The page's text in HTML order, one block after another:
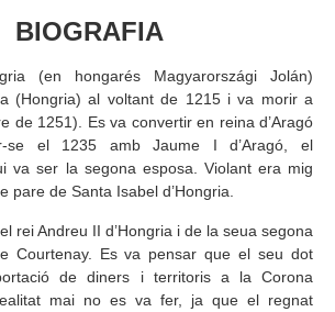
BIOGRAFIA
(en hongarés Magyarországi Jolán)
(Hongria) al voltant de 1215 i va morir a
de 1251). Es va convertir en reina d’Aragó
se el 1235 amb Jaume I d’Aragó, el
va ser la segona esposa. Violant era mig
pare de Santa Isabel d’Hongria.
rei Andreu II d’Hongria i de la seua segona
Courtenay. Es va pensar que el seu dot
de diners i territoris a la Corona
mai no es va fer, ja que el regnat